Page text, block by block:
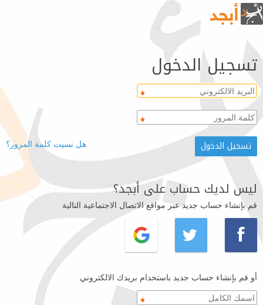
تسجيل الدخول
هل نسيت كلمة المرور؟
ليس لديك حساب على أبجد؟
قم بإنشاء حساب جديد عبر مواقع الاتصال الاجتماعية التالية
أو قم بإنشاء حساب جديد باستخدام بريدك الالكتروني